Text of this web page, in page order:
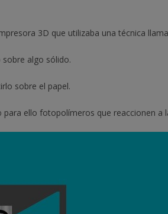
3D que utilizaba una técnica
algo sólido.
sobre el papel.
ello fotopolímeros que reaccionen a